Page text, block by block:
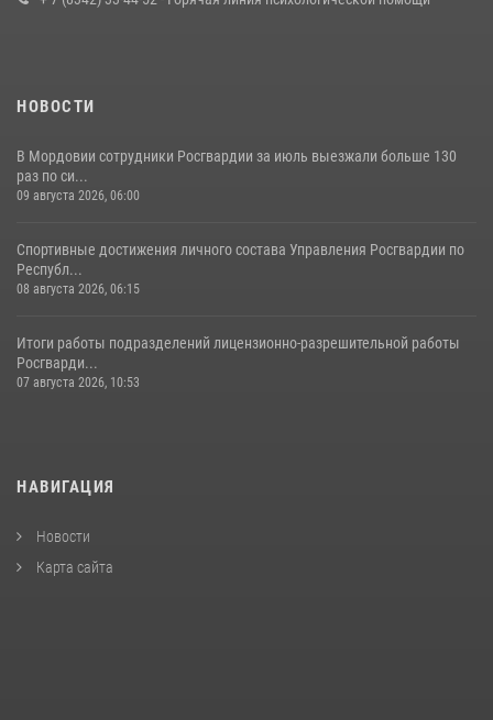
23 июля 2026, 11:54 4
НОВОСТИ
В Мордовии сотрудники Росгвардии за июль выезжали больше 130
раз по си...
09 августа 2026, 06:00
Спортивные достижения личного состава Управления Росгвардии по
Республ...
08 августа 2026, 06:15
Итоги работы подразделений лицензионно-разрешительной работы
Росгварди...
07 августа 2026, 10:53
НАВИГАЦИЯ
Новости
Карта сайта